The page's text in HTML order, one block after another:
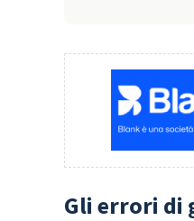
Gli errori di